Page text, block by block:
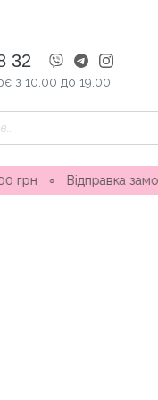
32
з 10.00 до 19.00
замовлення